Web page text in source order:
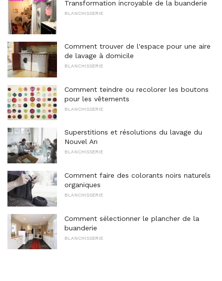
Transformation incroyable de la buanderie
BLANCHISSERIE
Comment trouver de l'espace pour une aire
de lavage à domicile
BLANCHISSERIE
Comment teindre ou recolorer les boutons
pour les vêtements
BLANCHISSERIE
Superstitions et résolutions du lavage du
Nouvel An
BLANCHISSERIE
Comment faire des colorants noirs naturels
organiques
BLANCHISSERIE
Comment sélectionner le plancher de la
buanderie
BLANCHISSERIE